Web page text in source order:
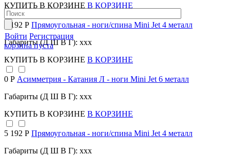
Войти Регистрация
корзина пуста
КУПИТЬ В КОРЗИНЕ В КОРЗИНЕ
5 192 Р Прямоугольная - ноги/спина Mini Jet 4 металл
Габариты (Д Ш В Г): xxx
КУПИТЬ В КОРЗИНЕ В КОРЗИНЕ
0 Р Асимметрия - Катания Л - ноги Mini Jet 6 металл
Габариты (Д Ш В Г): xxx
КУПИТЬ В КОРЗИНЕ В КОРЗИНЕ
5 192 Р Прямоугольная - ноги/спина Mini Jet 4 металл
Габариты (Д Ш В Г): xxx